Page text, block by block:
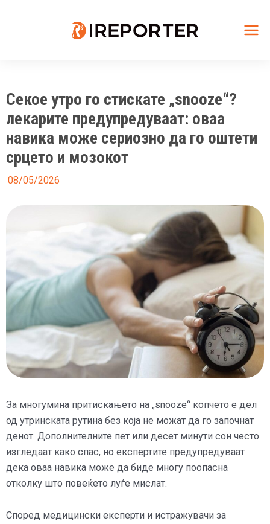
Секое утро го стискате „snooze“?
лекарите предупредуваат: оваа
навика може сериозно да го оштети
срцето и мозокот
08/05/2026
За многумина притискањето на „snooze“ копчето е дел
од утринската рутина без која не можат да го започнат
денот. Дополнителните пет или десет минути сон често
изгледаат како спас, но експертите предупредуваат
дека оваа навика може да биде многу поопасна
отколку што повеќето луѓе мислат.
Според медицински експерти и истражувачи за